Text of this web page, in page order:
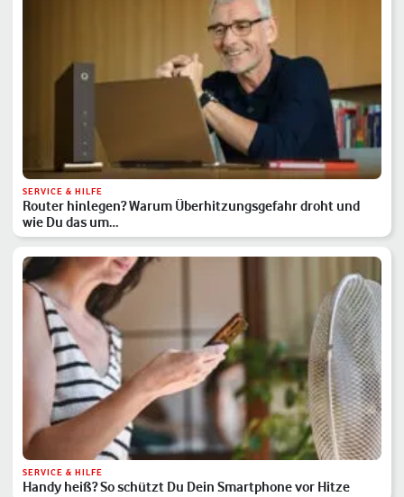
SERVICE & HILFE
Router hinlegen? Warum Überhitzungsgefahr droht und
wie Du das um…
SERVICE & HILFE
Handy heiß? So schützt Du Dein Smartphone vor Hitze